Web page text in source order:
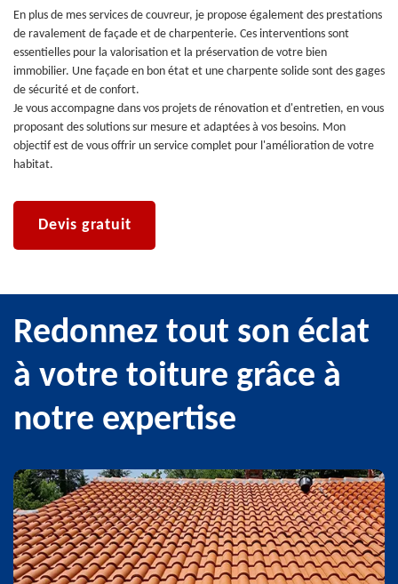
En plus de mes services de couvreur, je propose également des prestations
de ravalement de façade et de charpenterie. Ces interventions sont
essentielles pour la valorisation et la préservation de votre bien
immobilier. Une façade en bon état et une charpente solide sont des gages
de sécurité et de confort.
Je vous accompagne dans vos projets de rénovation et d'entretien, en vous
proposant des solutions sur mesure et adaptées à vos besoins. Mon
objectif est de vous offrir un service complet pour l'amélioration de votre
habitat.
Devis gratuit
Redonnez tout son éclat
à votre toiture grâce à
notre expertise